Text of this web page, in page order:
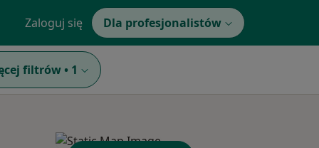
Zaloguj się Dla profesjonalistów
filtrów • 1